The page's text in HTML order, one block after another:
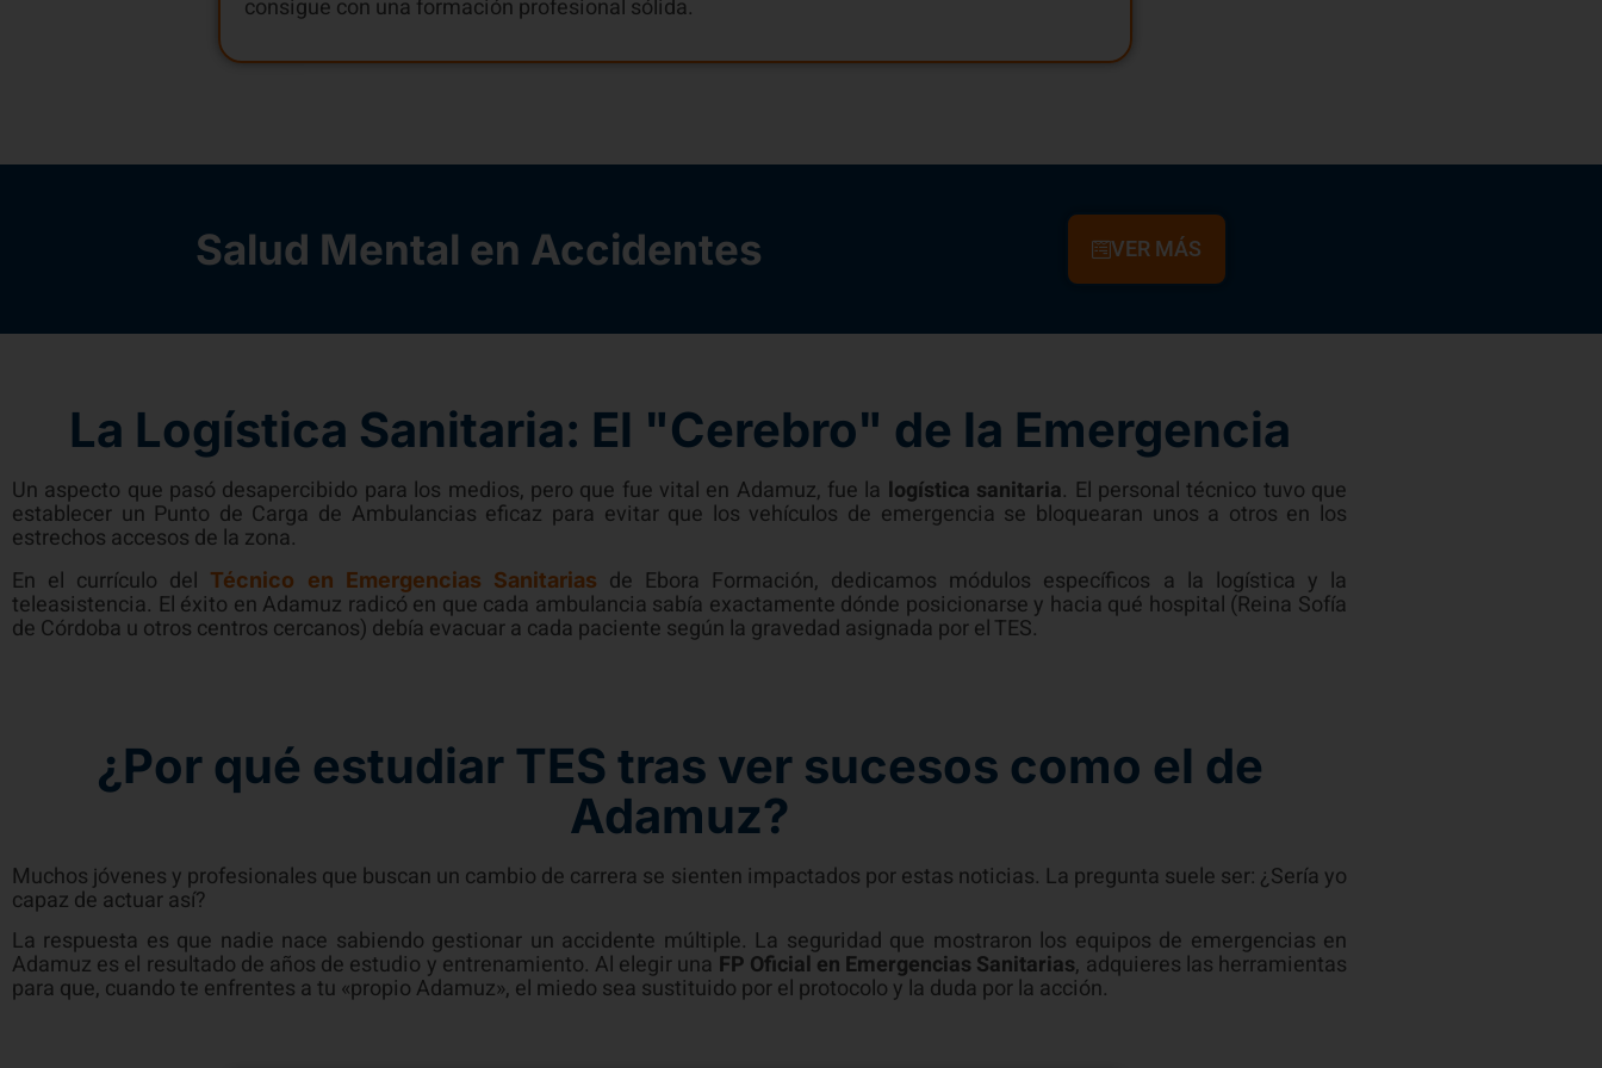
consigue con una formación profesional sólida.
Salud Mental en Accidentes VER MÁS
La Logística Sanitaria: El "Cerebro" de la Emergencia
Un aspecto que pasó desapercibido para los medios, pero que fue vital en Adamuz, fue la logística sanitaria. El personal técnico tuvo que
establecer un Punto de Carga de Ambulancias eficaz para evitar que los vehículos de emergencia se bloquearan unos a otros en los
estrechos accesos de la zona.
En el currículo del Técnico en Emergencias Sanitarias de Ebora Formación, dedicamos módulos específicos a la logística y la
teleasistencia. El éxito en Adamuz radicó en que cada ambulancia sabía exactamente dónde posicionarse y hacia qué hospital (Reina Sofía
de Córdoba u otros centros cercanos) debía evacuar a cada paciente según la gravedad asignada por el TES.
¿Por qué estudiar TES tras ver sucesos como el de
Adamuz?
Muchos jóvenes y profesionales que buscan un cambio de carrera se sienten impactados por estas noticias. La pregunta suele ser: ¿Sería yo
capaz de actuar así?
La respuesta es que nadie nace sabiendo gestionar un accidente múltiple. La seguridad que mostraron los equipos de emergencias en
Adamuz es el resultado de años de estudio y entrenamiento. Al elegir una FP Oficial en Emergencias Sanitarias, adquieres las herramientas
para que, cuando te enfrentes a tu «propio Adamuz», el miedo sea sustituido por el protocolo y la duda por la acción.